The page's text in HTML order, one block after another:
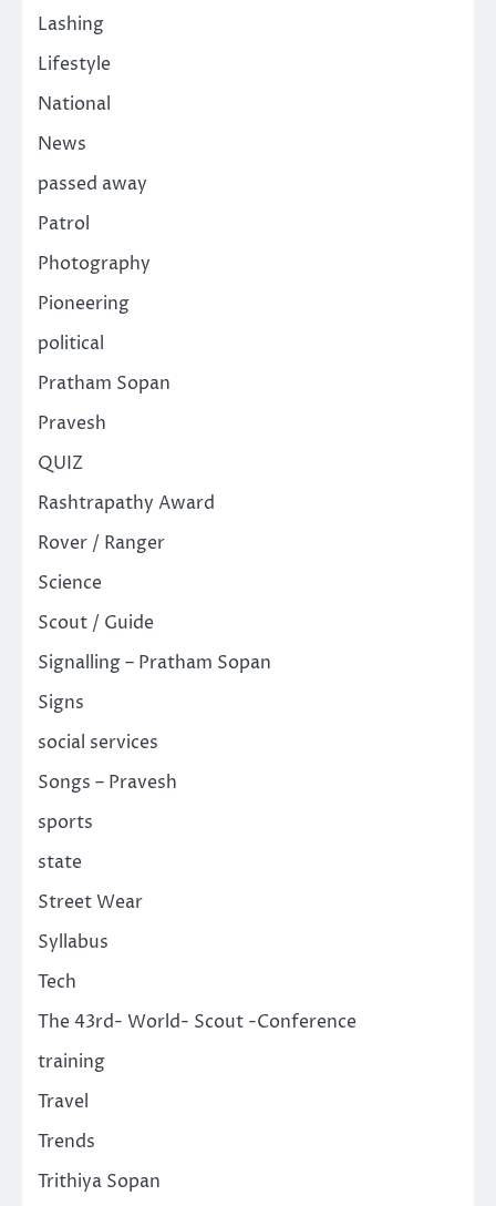
Lashing
Lifestyle
National
News
passed away
Patrol
Photography
Pioneering
political
Pratham Sopan
Pravesh
QUIZ
Rashtrapathy Award
Rover / Ranger
Science
Scout / Guide
Signalling – Pratham Sopan
Signs
social services
Songs – Pravesh
sports
state
Street Wear
Syllabus
Tech
The 43rd- World- Scout -Conference
training
Travel
Trends
Trithiya Sopan